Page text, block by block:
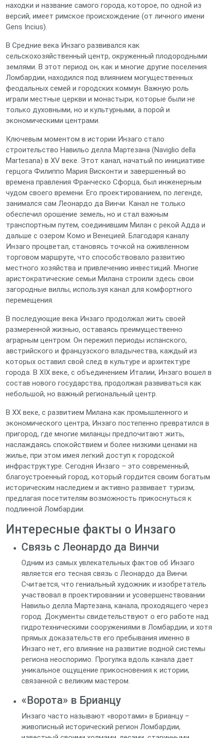
находки и название самого города, которое, по одной из
версий, имеет римское происхождение (от личного имени
Gens Incius).
В Средние века Инзаго развивался как
сельскохозяйственный центр, окруженный плодородными
землями. В этот период он, как и многие другие поселения
Ломбардии, находился под влиянием могущественных
феодальных семей и городских коммун. Важную роль
играли местные церкви и монастыри, которые были не
только духовными, но и культурными, а порой и
экономическими центрами.
Ключевым моментом в истории Инзаго стало
строительство Навильо делла Мартезана (Naviglio della
Martesana) в XV веке. Этот канал, начатый по инициативе
герцога Филиппо Мария Висконти и завершенный во
времена правления Франческо Сфорца, был инженерным
чудом своего времени. Его проектированием, по легенде,
занимался сам Леонардо да Винчи. Канал не только
обеспечил орошение земель, но и стал важным
транспортным путем, соединившим Милан с рекой Адда и
дальше с озером Комо и Венецией. Благодаря каналу
Инзаго процветал, становясь точкой на оживленном
торговом маршруте, что способствовало развитию
местного хозяйства и привлечению инвестиций. Многие
аристократические семьи Милана строили здесь свои
загородные виллы, используя канал для комфортного
перемещения.
В последующие века Инзаго продолжал жить своей
размеренной жизнью, оставаясь преимущественно
аграрным центром. Он пережил периоды испанского,
австрийского и французского владычества, каждый из
которых оставил свой след в культуре и архитектуре
города. В XIX веке, с объединением Италии, Инзаго вошел в
состав нового государства, продолжая развиваться как
небольшой, но важный региональный центр.
В XX веке, с развитием Милана как промышленного и
экономического центра, Инзаго постепенно превратился в
пригород, где многие миланцы предпочитают жить,
наслаждаясь спокойствием и более низкими ценами на
жилье, при этом имея легкий доступ к городской
инфраструктуре. Сегодня Инзаго – это современный,
благоустроенный город, который гордится своим богатым
историческим наследием и активно развивает туризм,
предлагая посетителям возможность прикоснуться к
подлинной Ломбардии.
Интересные факты о Инзаго
Связь с Леонардо да Винчи
Одним из самых увлекательных фактов об Инзаго
является его тесная связь с Леонардо да Винчи.
Считается, что гениальный художник и изобретатель
участвовал в проектировании и усовершенствовании
Навильо делла Мартезана, канала, проходящего через
город. Документы свидетельствуют о его работе над
гидротехническими сооружениями в Ломбардии, и хотя
прямых доказательств его пребывания именно в
Инзаго нет, его влияние на развитие водной системы
региона неоспоримо. Прогулка вдоль канала дает
уникальное ощущение прикосновения к истории,
связанной с великим мастером.
«Ворота» в Брианцу
Инзаго часто называют «воротами» в Брианцу –
живописный исторический регион Ломбардии,